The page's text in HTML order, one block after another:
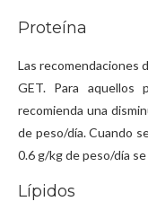
Proteína
Las recomendaciones
GET. Para aquellos
recomienda una
de peso/día. Cuando
0.6 g/kg de peso/día
Lípidos